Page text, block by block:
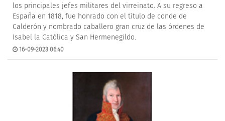
los principales jefes militares del virreinato. A su regreso a
España en 1818, fue honrado con el título de conde de
Calderón y nombrado caballero gran cruz de las órdenes de
Isabel la Católica y San Hermenegildo.
16-09-2023 06:40